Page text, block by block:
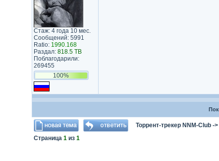
Стаж: 4 года 10 мес.
Сообщений: 5991
Ratio: 1990.168
Раздал: 818.5 TB
Поблагодарили:
269455
100%
Торрент-трекер NNM-Club->
Страница 1из 1